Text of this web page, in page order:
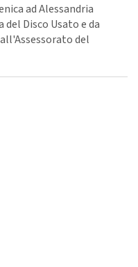
ad Alessandria
Disco Usato e da
del